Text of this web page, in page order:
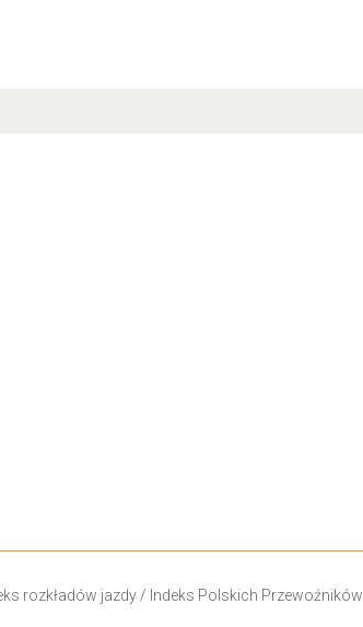
rozkładów jazdy/ Indeks Polskich Przewoźników